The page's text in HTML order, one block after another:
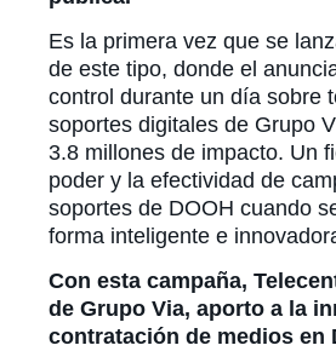
Es la primera vez que se
de este tipo, donde el
control durante un día sobre
soportes digitales de Grupo
3.8 millones de impacto. Un
poder y la efectividad de
soportes de DOOH cuando
forma inteligente e
Con esta campaña,
de Grupo Via, aporto a la
contratación de medios en